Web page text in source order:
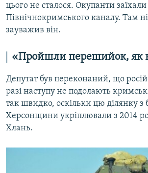
цього не сталося. Окупанти
Північнокримського каналу. Там
зауважив він.
«Пройшли перешийок, як
Депутат був переконаний, що
разі наступу не подолають
так швидко, оскільки цю ділянку з
Херсонщини укріплювали з 2014
Хлань.